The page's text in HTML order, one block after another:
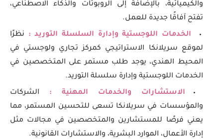
والكيميائية، بالإضافة إلى الروبوتات والذكاء الاصطناعي،
تفتح آفاقًا جديدة للعمل.
الخدمات اللوجستية وإدارة السلسلة التوريد : نظرًا
لموقع سريلانكا الاستراتيجي كمركز تجاري ولوجستي في
المحيط الهندي، يوجد طلب مستمر على المتخصصين في
الخدمات اللوجستية وإدارة سلسلة التوريد.
الاستشارات والخدمات المهنية : الشركات
والمؤسسات في سريلانكا تسعى للتحسين المستمر، مما
يعني فرصًا للمستشارين والمتخصصين في مجالات مثل
إدارة الأعمال، الموارد البشرية، والاستشارات القانونية.